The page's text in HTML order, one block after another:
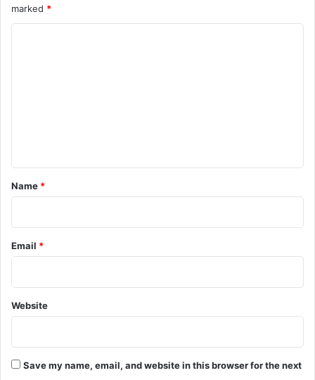
marked *
*
Name *
Email *
Website
Save my name, email, and website in this browser for the next